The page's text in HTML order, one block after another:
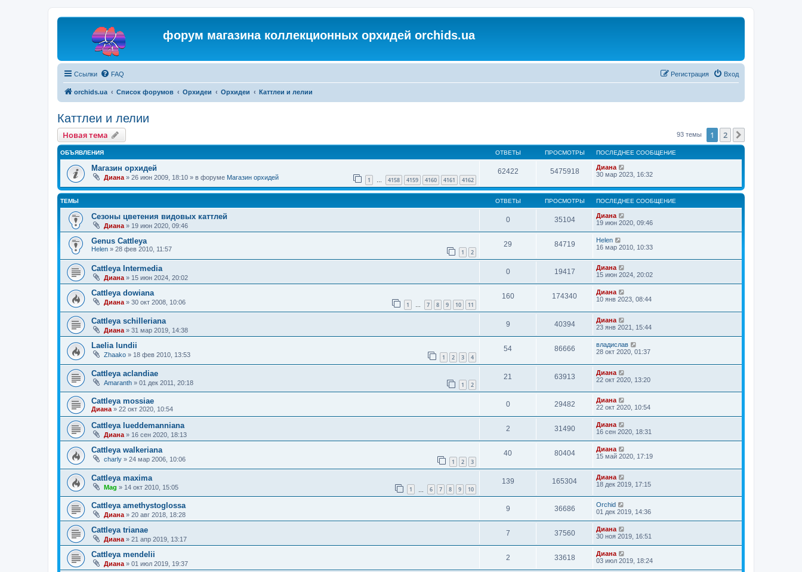
форум магазина коллекционных орхидей orchids.ua
Ссылки FAQ Вход
Регистрация
orchids.ua Список форумов Орхидеи Орхидеи Каттлеи и лелии
Каттлеи и лелии
Новая тема 93 темы 1 2
ОБЪЯВЛЕНИЯ ОТВЕТЫ ПРОСМОТРЫ ПОСЛЕДНЕЕ СООБЩЕНИЕ
Магазин орхидей
Диана » 26 июн 2009, 18:10 » в форуме Магазин орхидей 1 … 4158 4159 4160 4161 4162
62422 5475918
Диана
30 мар 2023, 16:32
ТЕМЫ ОТВЕТЫ ПРОСМОТРЫ ПОСЛЕДНЕЕ СООБЩЕНИЕ
Сезоны цветения видовых каттлей
Диана » 19 июн 2020, 09:46
0 35104
Диана
19 июн 2020, 09:46
Genus Cattleya
Helen » 28 фев 2010, 11:57 1 2
29 84719
Helen
16 мар 2010, 10:33
Cattleya Intermedia
Диана » 15 июн 2024, 20:02
0 19417
Диана
15 июн 2024, 20:02
Cattleya dowiana
Диана » 30 окт 2008, 10:06 1 … 7 8 9 10 11
160 174340
Диана
10 янв 2023, 08:44
Cattleya schilleriana
Диана » 31 мар 2019, 14:38
9 40394
Диана
23 янв 2021, 15:44
Laelia lundii
Zhaako » 18 фев 2010, 13:53 1 2 3 4
54 86666
владислав
28 окт 2020, 01:37
Сattleya aclandiae
Amaranth » 01 дек 2011, 20:18 1 2
21 63913
Диана
22 окт 2020, 13:20
Cattleya mossiae
Диана » 22 окт 2020, 10:54
0 29482
Диана
22 окт 2020, 10:54
Cattleya lueddemanniana
Диана » 16 сен 2020, 18:13
2 31490
Диана
16 сен 2020, 18:31
Cattleya walkeriana
charly » 24 мар 2006, 10:06 1 2 3
40 80404
Диана
15 май 2020, 17:19
Cattleya maxima
Mag » 14 окт 2010, 15:05 1 6 7 8 9 10
139 165304
Диана
18 дек 2019, 17:15
Cattleya amethystoglossa
Диана» 20 авг 2018, 18:28
9 36686
Orchid
01 дек 2019, 14:36
Cattleya trianae
Диана» 21 апр 2019, 13:17
7 37560
Диана
30 ноя 2019, 16:51
Cattleya mendelii
Диана» 01 июл 2019, 19:37
2 33618
Диана
03 июл 2019, 18:24